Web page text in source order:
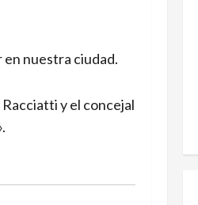
nuestra ciudad.
y el concejal